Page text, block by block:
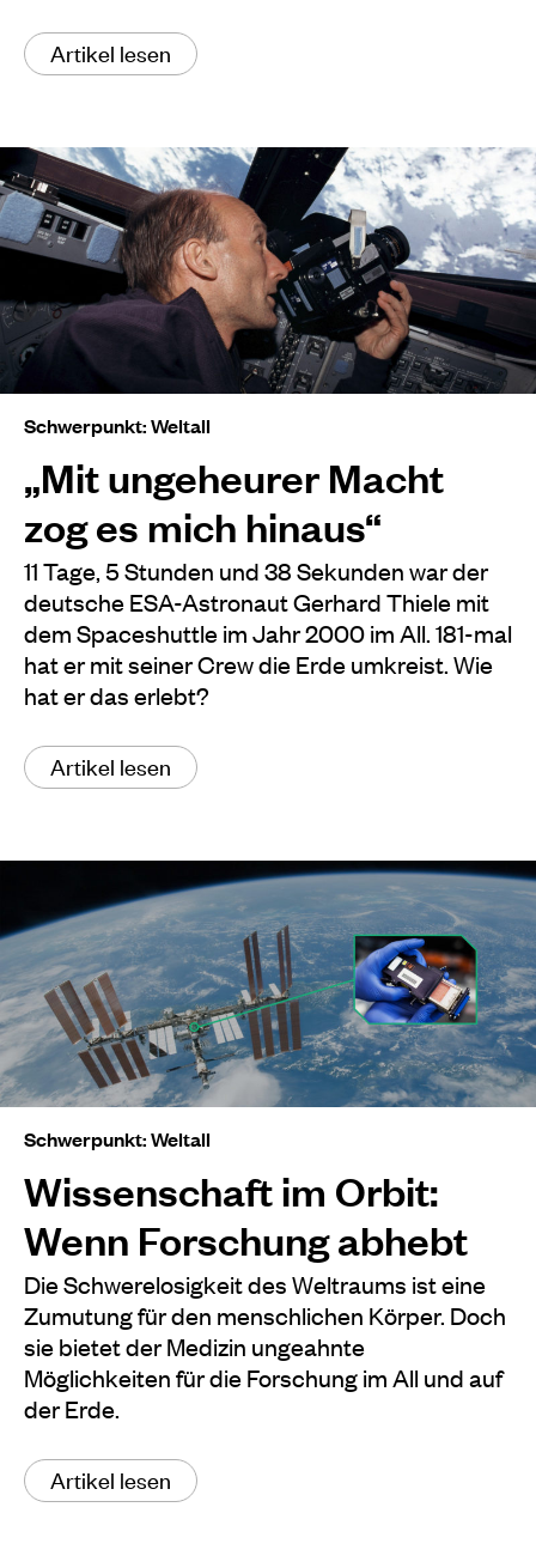
Artikel lesen
Schwerpunkt: Weltall
„Mit ungeheurer Macht
zog es mich hinaus“
11 Tage, 5 Stunden und 38 Sekunden war der
deutsche ESA-Astronaut Gerhard Thiele mit
dem Spaceshuttle im Jahr 2000 im All. 181-mal
hat er mit seiner Crew die Erde umkreist. Wie
hat er das erlebt?
Artikel lesen
Schwerpunkt: Weltall
Wissenschaft im Orbit:
Wenn Forschung abhebt
Die Schwerelosigkeit des Weltraums ist eine
Zumutung für den menschlichen Körper. Doch
sie bietet der Medizin ungeahnte
Möglichkeiten für die Forschung im All und auf
der Erde.
Artikel lesen